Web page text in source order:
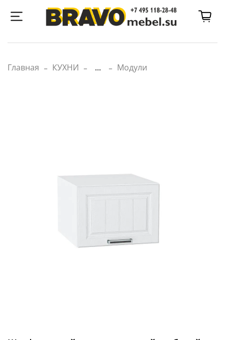
Главная КУХНИ ... Модули